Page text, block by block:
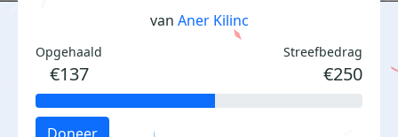
van Aner Kilinc
Opgehaald
€137
Streefbedrag
€250